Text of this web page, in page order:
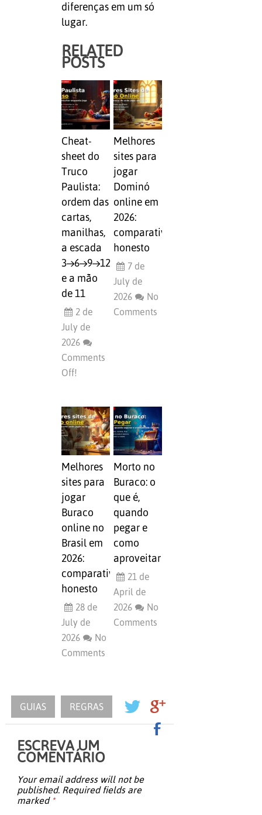
diferenças em um só
lugar.
RELATED
POSTS
Cheat-
sheet do
Truco
Paulista:
ordem das
cartas,
manilhas,
a escada
3→6→9→12
e a mão
de 11
2 de
July de
2026
Comments
Off!
Melhores
sites para
jogar
Dominó
online em
2026:
comparativo
honesto
7 de
July de
2026
No
Comments
Melhores
sites para
jogar
Buraco
online no
Brasil em
2026:
comparativo
honesto
28 de
July de
2026
No
Comments
Morto no
Buraco: o
que é,
quando
pegar e
como
aproveitar
21 de
April de
2026
No
Comments
GUIAS REGRAS
ESCREVA UM
COMENTÁRIO
Your email address will not be
published. Required fields are
marked *